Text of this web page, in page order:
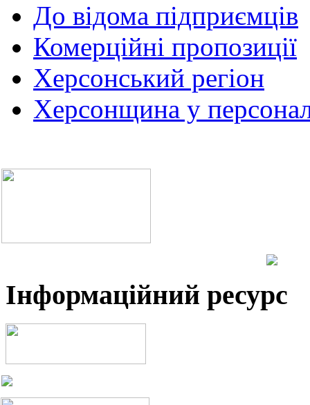
До відома підприємців
Комерційні пропозиції
Херсонський регіон
Херсонщина у
Інформаційний ресурс